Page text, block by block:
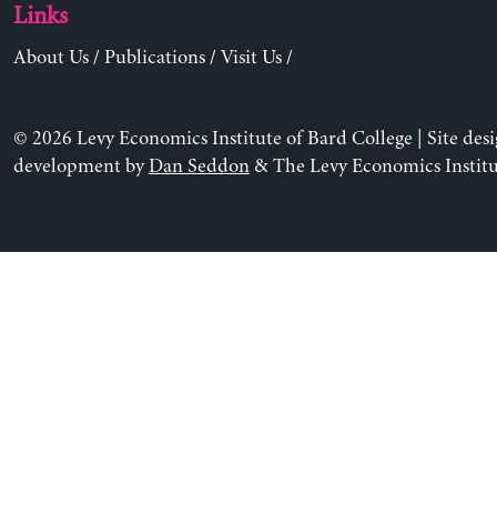
Links
About Us/ Publications/ Visit Us/
© 2026 Levy Economics Institute of Bard College | Site
development byDan Seddon& The Levy Economics